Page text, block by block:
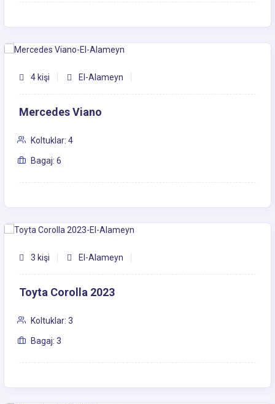
4 kişi El-Alameyn
Mercedes Viano
Koltuklar: 4
Bagaj: 6
3 kişi El-Alameyn
Toyta Corolla 2023
Koltuklar: 3
Bagaj: 3